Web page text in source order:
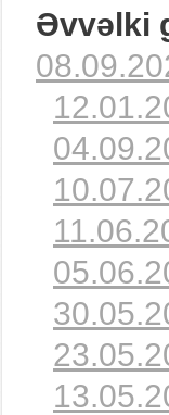
Əvvəlki